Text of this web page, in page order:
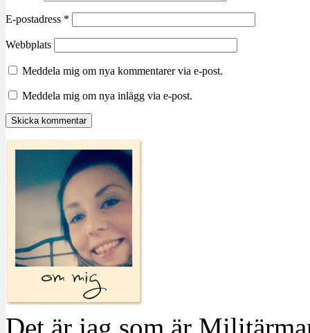
E-postadress *
Webbplats
Meddela mig om nya kommentarer via e-post.
Meddela mig om nya inlägg via e-post.